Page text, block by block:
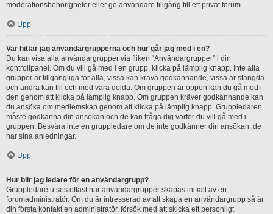
moderationsbehörigheter eller ge användare tillgång till ett privat forum.
Upp
Var hittar jag användargrupperna och hur går jag med i en?
Du kan visa alla användargrupper via fliken “Användargrupper” i din
kontrollpanel. Om du vill gå med i en grupp, klicka på lämplig knapp. Inte alla
grupper är tillgängliga för alla, vissa kan kräva godkännande, vissa är stängda
och andra kan till och med vara dolda. Om gruppen är öppen kan du gå med i
den genom att klicka på lämplig knapp. Om gruppen kräver godkännande kan
du ansöka om medlemskap genom att klicka på lämplig knapp. Gruppledaren
måste godkänna din ansökan och de kan fråga dig varför du vill gå med i
gruppen. Besvära inte en gruppledare om de inte godkänner din ansökan, de
har sina anledningar.
Upp
Hur blir jag ledare för en användargrupp?
Gruppledare utses oftast när användargrupper skapas initialt av en
forumadministratör. Om du är intresserad av att skapa en användargrupp så är
din första kontakt en administratör, försök med att skicka ett personligt